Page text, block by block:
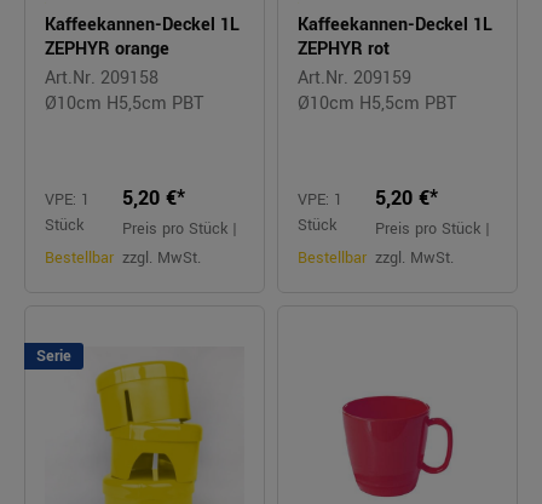
Kaffeekannen-Deckel 1L
ZEPHYR orange
Art.Nr. 209158
Ø10cm H5,5cm PBT
VPE: 1
Stück
Bestellbar
5,20 €*
Preis pro Stück |
zzgl. MwSt.
Kaffeekannen-Deckel 1L
ZEPHYR rot
Art.Nr. 209159
Ø10cm H5,5cm PBT
VPE: 1
Stück
Bestellbar
5,20 €*
Preis pro Stück |
zzgl. MwSt.
Serie